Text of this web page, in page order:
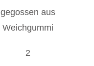
gegossen aus
Weichgummi
2